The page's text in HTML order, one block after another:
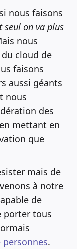
nous faisons
seul on va plus
nous
cloud de
faisons
aussi géants
nous
des
mettant en
que
mais de
à notre
de
porter tous
personnes.